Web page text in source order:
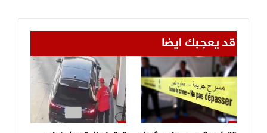
قد يعجبك ايضا